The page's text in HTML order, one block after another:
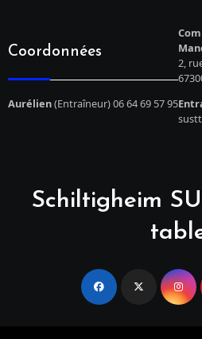
Coordonnées
2,
Aurélien(Entraîneur) 06 64 69 57 95
Schiltigheim